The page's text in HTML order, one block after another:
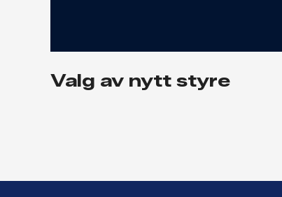
Valg av nytt styre